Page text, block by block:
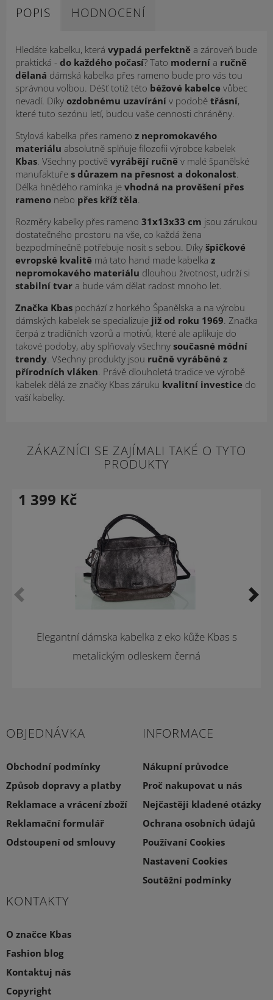
POPIS HODNOCENÍ
Hledáte kabelku, která vypadá perfektně a zároveň bude
praktická - do každého počasí? Tato moderní a ručně
dělaná dámská kabelka přes rameno bude pro vás tou
správnou volbou. Déšť totiž této béžové kabelce vůbec
nevadí. Díky ozdobnému uzavírání v podobě třásní,
které tuto sezónu letí, budou vaše cennosti chráněny.
Stylová kabelka přes rameno z nepromokavého
materiálu absolutně splňuje filozofii výrobce kabelek
Kbas. Všechny poctivě vyrábějí ručně v malé španělské
manufaktuře s důrazem na přesnost a dokonalost.
Délka hnědého ramínka je vhodná na prověšení přes
rameno nebo přes kříž těla.
Rozměry kabelky přes rameno 31x13x33 cm jsou zárukou
dostatečného prostoru na vše, co každá žena
bezpodmínečně potřebuje nosit s sebou. Díky špičkové
evropské kvalitě má tato hand made kabelka z
nepromokavého materiálu dlouhou životnost, udrží si
stabilní tvar a bude vám dělat radost mnoho let.
Značka Kbas pochází z horkého Španělska a na výrobu
dámských kabelek se specializuje již od roku 1969. Značka
čerpá z tradičních vzorů a motivů, které ale aplikuje do
takové podoby, aby splňovaly všechny současné módní
trendy. Všechny produkty jsou ručně vyráběné z
přírodních vláken. Právě dlouholetá tradice ve výrobě
kabelek dělá ze značky Kbas záruku kvalitní investice do
vaší kabelky.
ZÁKAZNÍCI SE ZAJÍMALI TAKÉ O TYTO
PRODUKTY
Elegantní dámska kabelka z eko kůže Kbas s
metalickým odleskem černá
1 399 Kč
OBJEDNÁVKA
Obchodní podmínky
Způsob dopravy a platby
Reklamace a vrácení zboží
Reklamační formulář
Odstoupení od smlouvy
INFORMACE
Nákupní průvodce
Proč nakupovat u nás
Nejčastěji kladené otázky
Ochrana osobních údajů
Používaní Cookies
Nastavení Cookies
Soutěžní podmínky
KONTAKTY
O značce Kbas
Fashion blog
Kontaktuj nás
Copyright